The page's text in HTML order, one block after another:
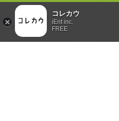
コレカウ
iEnt inc.
FREE